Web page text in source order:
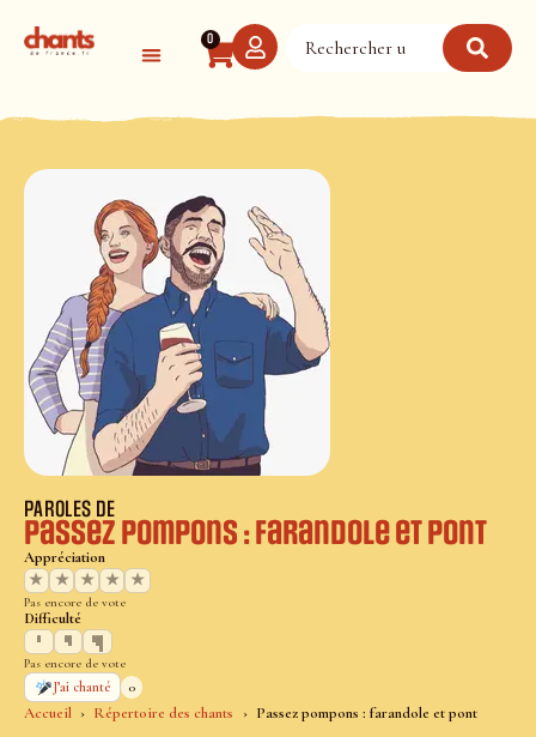
0
Accueil Répertoire des chants Passez pompons : farandole et pont
PAROLES DE
Passez pompons : farandole et pont
Appréciation
★
★ ★ ★ ★
Pas encore de vote
Difficulté
Pas encore de vote
J’ai chanté
0